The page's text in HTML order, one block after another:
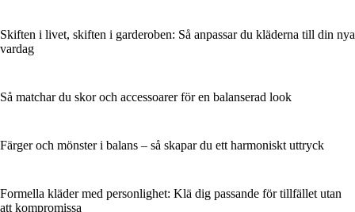
Skiften i livet, skiften i garderoben: Så anpassar du kläderna till din nya
vardag
Så matchar du skor och accessoarer för en balanserad look
Färger och mönster i balans – så skapar du ett harmoniskt uttryck
Formella kläder med personlighet: Klä dig passande för tillfället utan
att kompromissa